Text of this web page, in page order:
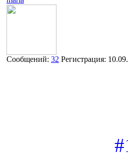
Сообщений: 32 Регистрация: